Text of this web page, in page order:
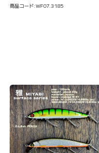
商品コード:WF07.3185